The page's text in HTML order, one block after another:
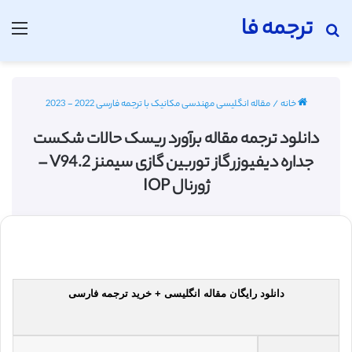
ترجمه فا
جستجو برای
خانه/مقاله انگلیسی مهندسی مکانیک با ترجمه فارسی 2022 - 2023
دانلود ترجمه مقاله برآورد ریسک حالات شکست
جداره دیفیوزر گاز توربین گازی سیمنز V94.2 –
ژورنال IOP
دانلود رایگان مقاله انگلیسی + خرید ترجمه فارسی